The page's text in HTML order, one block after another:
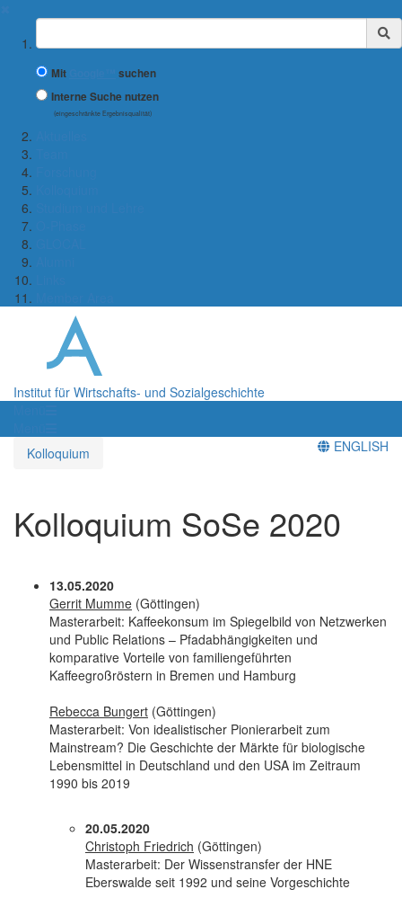
Suchbegriff
Mit
suchen
Interne Suche nutzen
(eingeschränkte Ergebnisqualität)
Institut für Wirtschafts- und Sozialgeschichte
Kolloquium
ENGLISH
Kolloquium SoSe 2020
13.05.2020
Gerrit Mumme (Göttingen)
Masterarbeit: Kaffeekonsum im Spiegelbild von Netzwerken
und Public Relations – Pfadabhängigkeiten und
komparative Vorteile von familiengeführten
Kaffeegroßröstern in Bremen und Hamburg
Rebecca Bungert (Göttingen)
Masterarbeit: Von idealistischer Pionierarbeit zum
Mainstream? Die Geschichte der Märkte für biologische
Lebensmittel in Deutschland und den USA im Zeitraum
1990 bis 2019
20.05.2020
Christoph Friedrich (Göttingen)
Masterarbeit: Der Wissenstransfer der HNE
Eberswalde seit 1992 und seine Vorgeschichte